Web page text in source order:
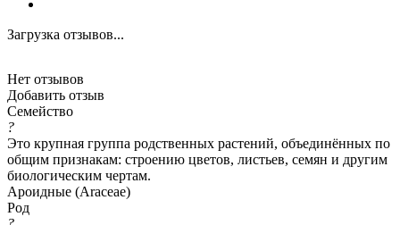
Загрузка отзывов...
Нет отзывов
Добавить отзыв
Семейство
?
Это крупная группа родственных растений, объединённых по
общим признакам: строению цветов, листьев, семян и другим
биологическим чертам.
Ароидные (Araceae)
Род